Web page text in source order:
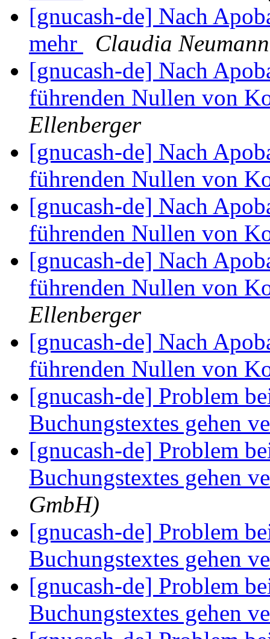
[gnucash-de] Nach
mehr
Claudia Neumann
[gnucash-de] Nach
führenden Nullen von
Ellenberger
[gnucash-de] Nach
führenden Nullen von
[gnucash-de] Nach
führenden Nullen von
[gnucash-de] Nach
führenden Nullen von
Ellenberger
[gnucash-de] Nach
führenden Nullen von
[gnucash-de] Problem
Buchungstextes gehen
[gnucash-de] Problem
Buchungstextes gehen
GmbH)
[gnucash-de] Problem
Buchungstextes gehen
[gnucash-de] Problem
Buchungstextes gehen